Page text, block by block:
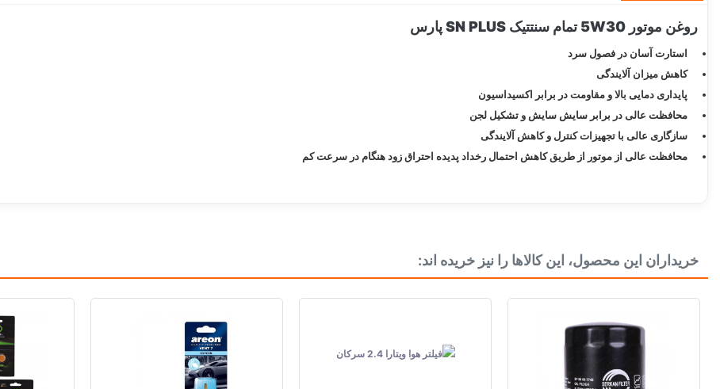
روغن موتور 5W30 تمام سنتتیک SN PLUS پارس
استارت آسان در فصول سرد
کاهش میزان آلایندگی
پایداری دمایی بالا و مقاومت در برابر اکسیداسیون
محافظت عالی در برابر سایش سایش و تشکیل لجن
سازگاری عالی با تجهیزات کنترل و کاهش آلایندگی
محافظت عالی از موتور از طریق کاهش احتمال رخداد پدیده احتراق زود هنگام در سرعت کم
حجم خالص
دسته بندی روغن و روان کننده
خریداران این محصول، این کالاها را نیز خریده اند: